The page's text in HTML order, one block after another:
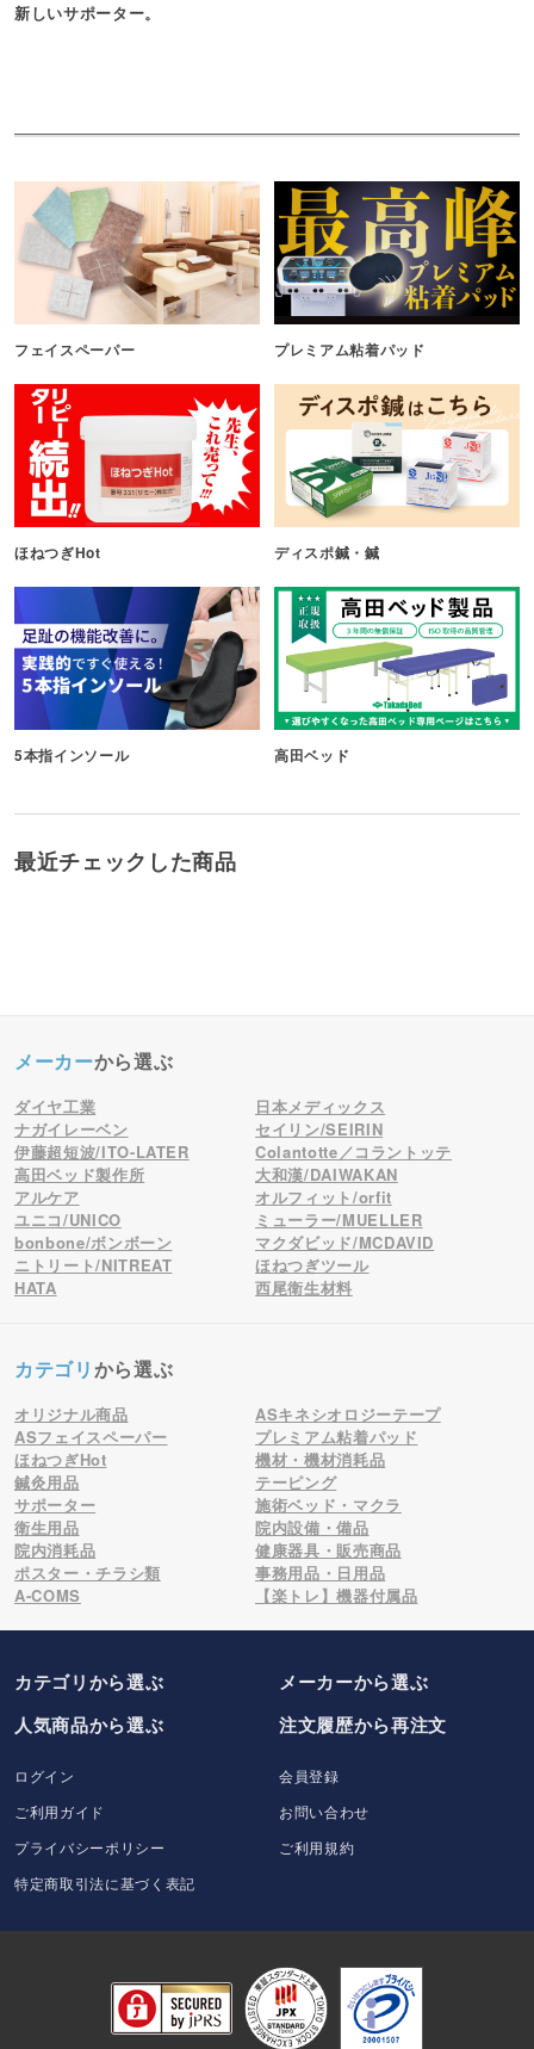
新しいサポーター。
フェイスペーパー プレミアム粘着パッド
ほねつぎHot ディスポ鍼・鍼
5本指インソール 高田ベッド
最近チェックした商品
メーカーから選ぶ
ダイヤ工業
日本メディックス
ナガイレーベン
セイリン/SEIRIN
伊藤超短波/ITO-LATER
Colantotte／コラントッテ
高田ベッド製作所
大和漢/DAIWAKAN
アルケア
オルフィット/orfit
ユニコ/UNICO
ミューラー/MUELLER
bonbone/ボンボーン
マクダビッド/MCDAVID
ニトリート/NITREAT
ほねつぎツール
HATA
西尾衛生材料
カテゴリから選ぶ
オリジナル商品
ASキネシオロジーテープ
ASフェイスペーパー
プレミアム粘着パッド
ほねつぎHot
機材・機材消耗品
鍼灸用品
テーピング
サポーター
施術ベッド・マクラ
衛生用品
院内設備・備品
院内消耗品
健康器具・販売商品
ポスター・チラシ類
事務用品・日用品
A-COMS
【楽トレ】機器付属品
カテゴリから選ぶ メーカーから選ぶ
人気商品から選ぶ
注文履歴から再注文
ログイン
会員登録
ご利用ガイド
お問い合わせ
プライバシーポリシー
ご利用規約
特定商取引法に基づく表記